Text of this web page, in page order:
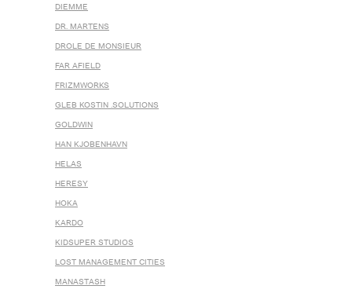
DIEMME
DR. MARTENS
DROLE DE MONSIEUR
FAR AFIELD
FRIZMWORKS
GLEB KOSTIN .SOLUTIONS
GOLDWIN
HAN KJOBENHAVN
HELAS
HERESY
HOKA
KARDO
KIDSUPER STUDIOS
LOST MANAGEMENT CITIES
MANASTASH